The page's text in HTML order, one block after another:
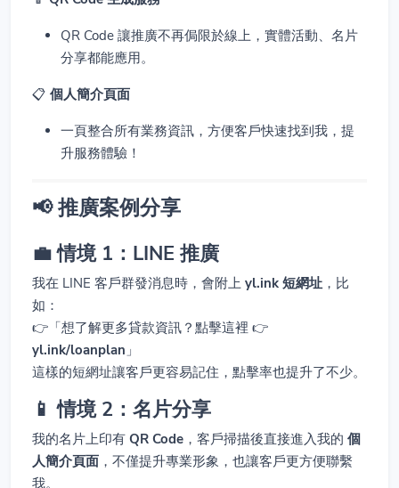
QR Code 讓推廣不再侷限於線上，實體活動、名片
分享都能應用。
📋 個人簡介頁面
一頁整合所有業務資訊，方便客戶快速找到我，提
升服務體驗！
📢 推廣案例分享
💼 情境 1：LINE 推廣
我在 LINE 客戶群發消息時，會附上 yl.ink 短網址 ，比
如：
👉「想了解更多貸款資訊？點擊這裡 👉
yl.ink/loanplan 」
這樣的短網址讓客戶更容易記住，點擊率也提升了不少。
📱 情境 2：名片分享
我的名片上印有 QR Code ，客戶掃描後直接進入我的 個
人簡介頁面 ，不僅提升專業形象，也讓客戶更方便聯繫
我。